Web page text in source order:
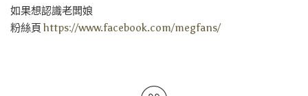
如果想認識老闆娘
粉絲頁 https://www.facebook.com/megfans/